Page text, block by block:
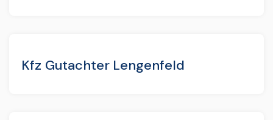
Kfz Gutachter Lengenfeld